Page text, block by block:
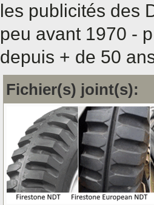
les publicités des
peu avant 1970 -
depuis + de 50
Fichier(s) joint(s):